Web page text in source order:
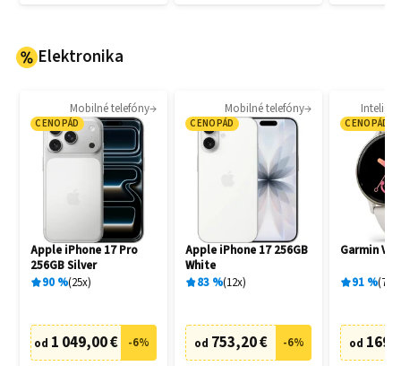
Elektronika
Mobilné telefóny
CENOPÁD
Apple iPhone 17 Pro
256GB Silver
90% 25x
od 1 049,00 € -6%
Mobilné telefóny
CENOPÁD
Apple iPhone 17 256GB
White
83% 12x
od 753,20 € -6%
CENOPÁD
Garmin
91% 78
od